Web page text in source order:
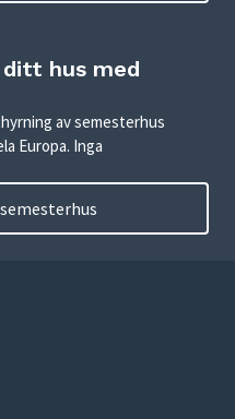
hus med
av semesterhus
Europa. Inga